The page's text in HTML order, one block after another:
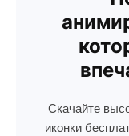
Скачайте
иконки